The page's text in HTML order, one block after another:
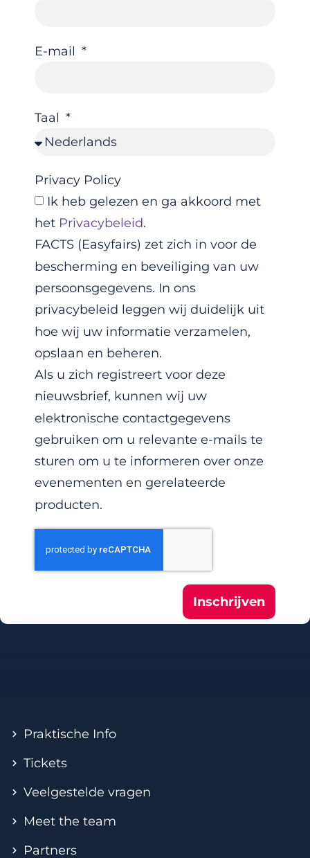
E-mail
Taal
Privacy Policy
Ik heb gelezen en ga akkoord met
het Privacybeleid.
FACTS (Easyfairs) zet zich in voor de
bescherming en beveiliging van uw
persoonsgegevens. In ons
privacybeleid leggen wij duidelijk uit
hoe wij uw informatie verzamelen,
opslaan en beheren.
Als u zich registreert voor deze
nieuwsbrief, kunnen wij uw
elektronische contactgegevens
gebruiken om u relevante e-mails te
sturen om u te informeren over onze
evenementen en gerelateerde
producten.
Inschrijven
Praktische Info
Tickets
Veelgestelde vragen
Meet the team
Partners